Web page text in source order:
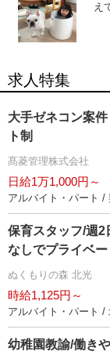
え
求人特集
大手ゼネコン案
ト制
髙菱管理株式会社
日給1万1,000円～
アルバイト・パート /
保育スタッフ/週2
なしでプライベ
ぬくもりの森 北光
時給1,125円～
アルバイト・パート /
幼稚園教諭/働き